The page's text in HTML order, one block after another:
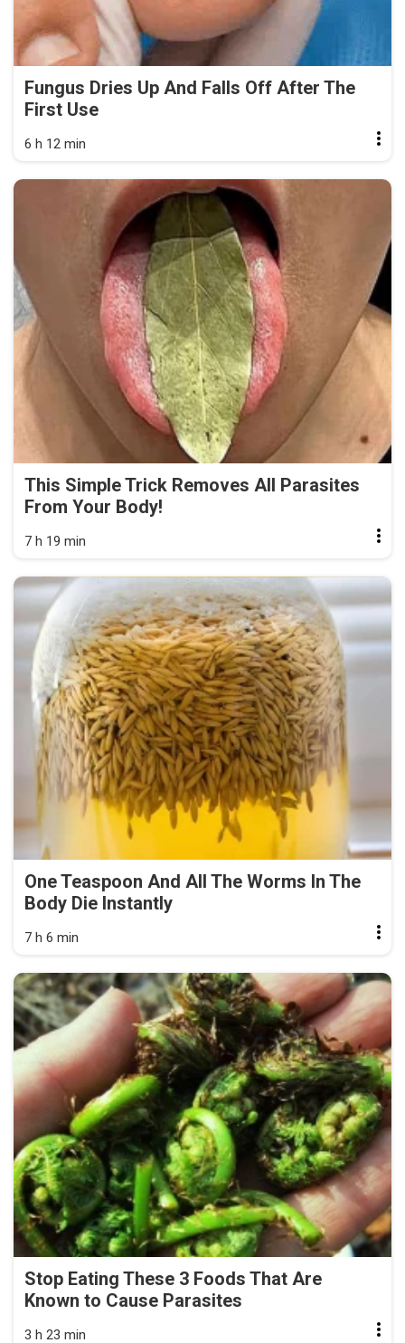
Fungus Dries Up And Falls Off After The
First Use
6 h 12 min
This Simple Trick Removes All Parasites
From Your Body!
7 h 19 min
One Teaspoon And All The Worms In The
Body Die Instantly
7 h 6 min
Stop Eating These 3 Foods That Are
Known to Cause Parasites
3 h 23 min